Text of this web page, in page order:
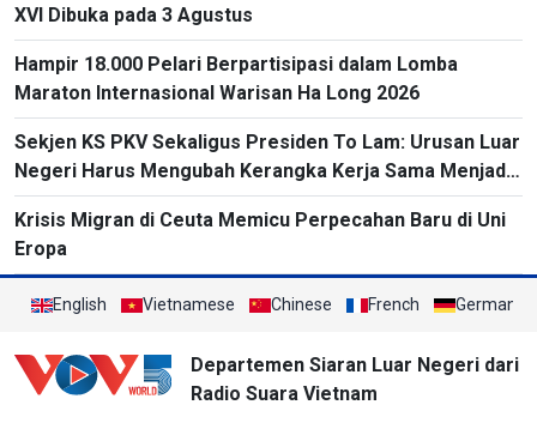
XVI Dibuka pada 3 Agustus
Hampir 18.000 Pelari Berpartisipasi dalam Lomba
Maraton Internasional Warisan Ha Long 2026
Sekjen KS PKV Sekaligus Presiden To Lam: Urusan Luar
Negeri Harus Mengubah Kerangka Kerja Sama Menjadi
Proyek-Proyek Konkret dan Menganggap Efektivitas
yang Substansial sebagai Tolok Ukur
Krisis Migran di Ceuta Memicu Perpecahan Baru di Uni
Eropa
English Vietnamese Chinese French German
Departemen Siaran Luar Negeri dari
Radio Suara Vietnam